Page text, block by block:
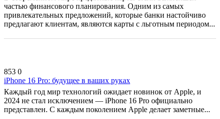
частью финансового планирования. Одним из самых
привлекательных предложений, которые банки настойчиво
предлагают клиентам, являются карты с льготным периодом...
853 0
iPhone 16 Pro: будущее в ваших руках
Каждый год мир технологий ожидает новинок от Apple, и
2024 не стал исключением — iPhone 16 Pro официально
представлен. С каждым поколением Apple делает заметные...